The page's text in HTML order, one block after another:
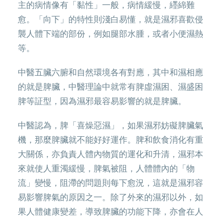
主的病情像有「黏性」一般，病情緩慢，纆綿難
愈。「向下」的特性則淺白易懂，就是濕邪喜歡侵
襲人體下端的部份，例如腿部水腫，或者小便濕熱
等。
中醫五臟六腑和自然環境各有對應，其中和濕相應
的就是脾臟，中醫理論中就常有脾虛濕困、濕盛困
脾等証型，因為濕邪最容易影響的就是脾臟。
中醫認為，脾「喜燥惡濕」，如果濕邪妨礙脾臟氣
機，那麼脾臟就不能好好運作。脾和飲食消化有重
大關係，亦負責人體內物質的運化和升清，濕邪本
來就使人重濁緩慢，脾氣被阻，人體體內的「物
流」變慢，阻滯的問題則每下愈況，這就是濕邪容
易影響脾氣的原因之一。除了外來的濕邪以外，如
果人體健康變差，導致脾臟的功能下降，亦會在人